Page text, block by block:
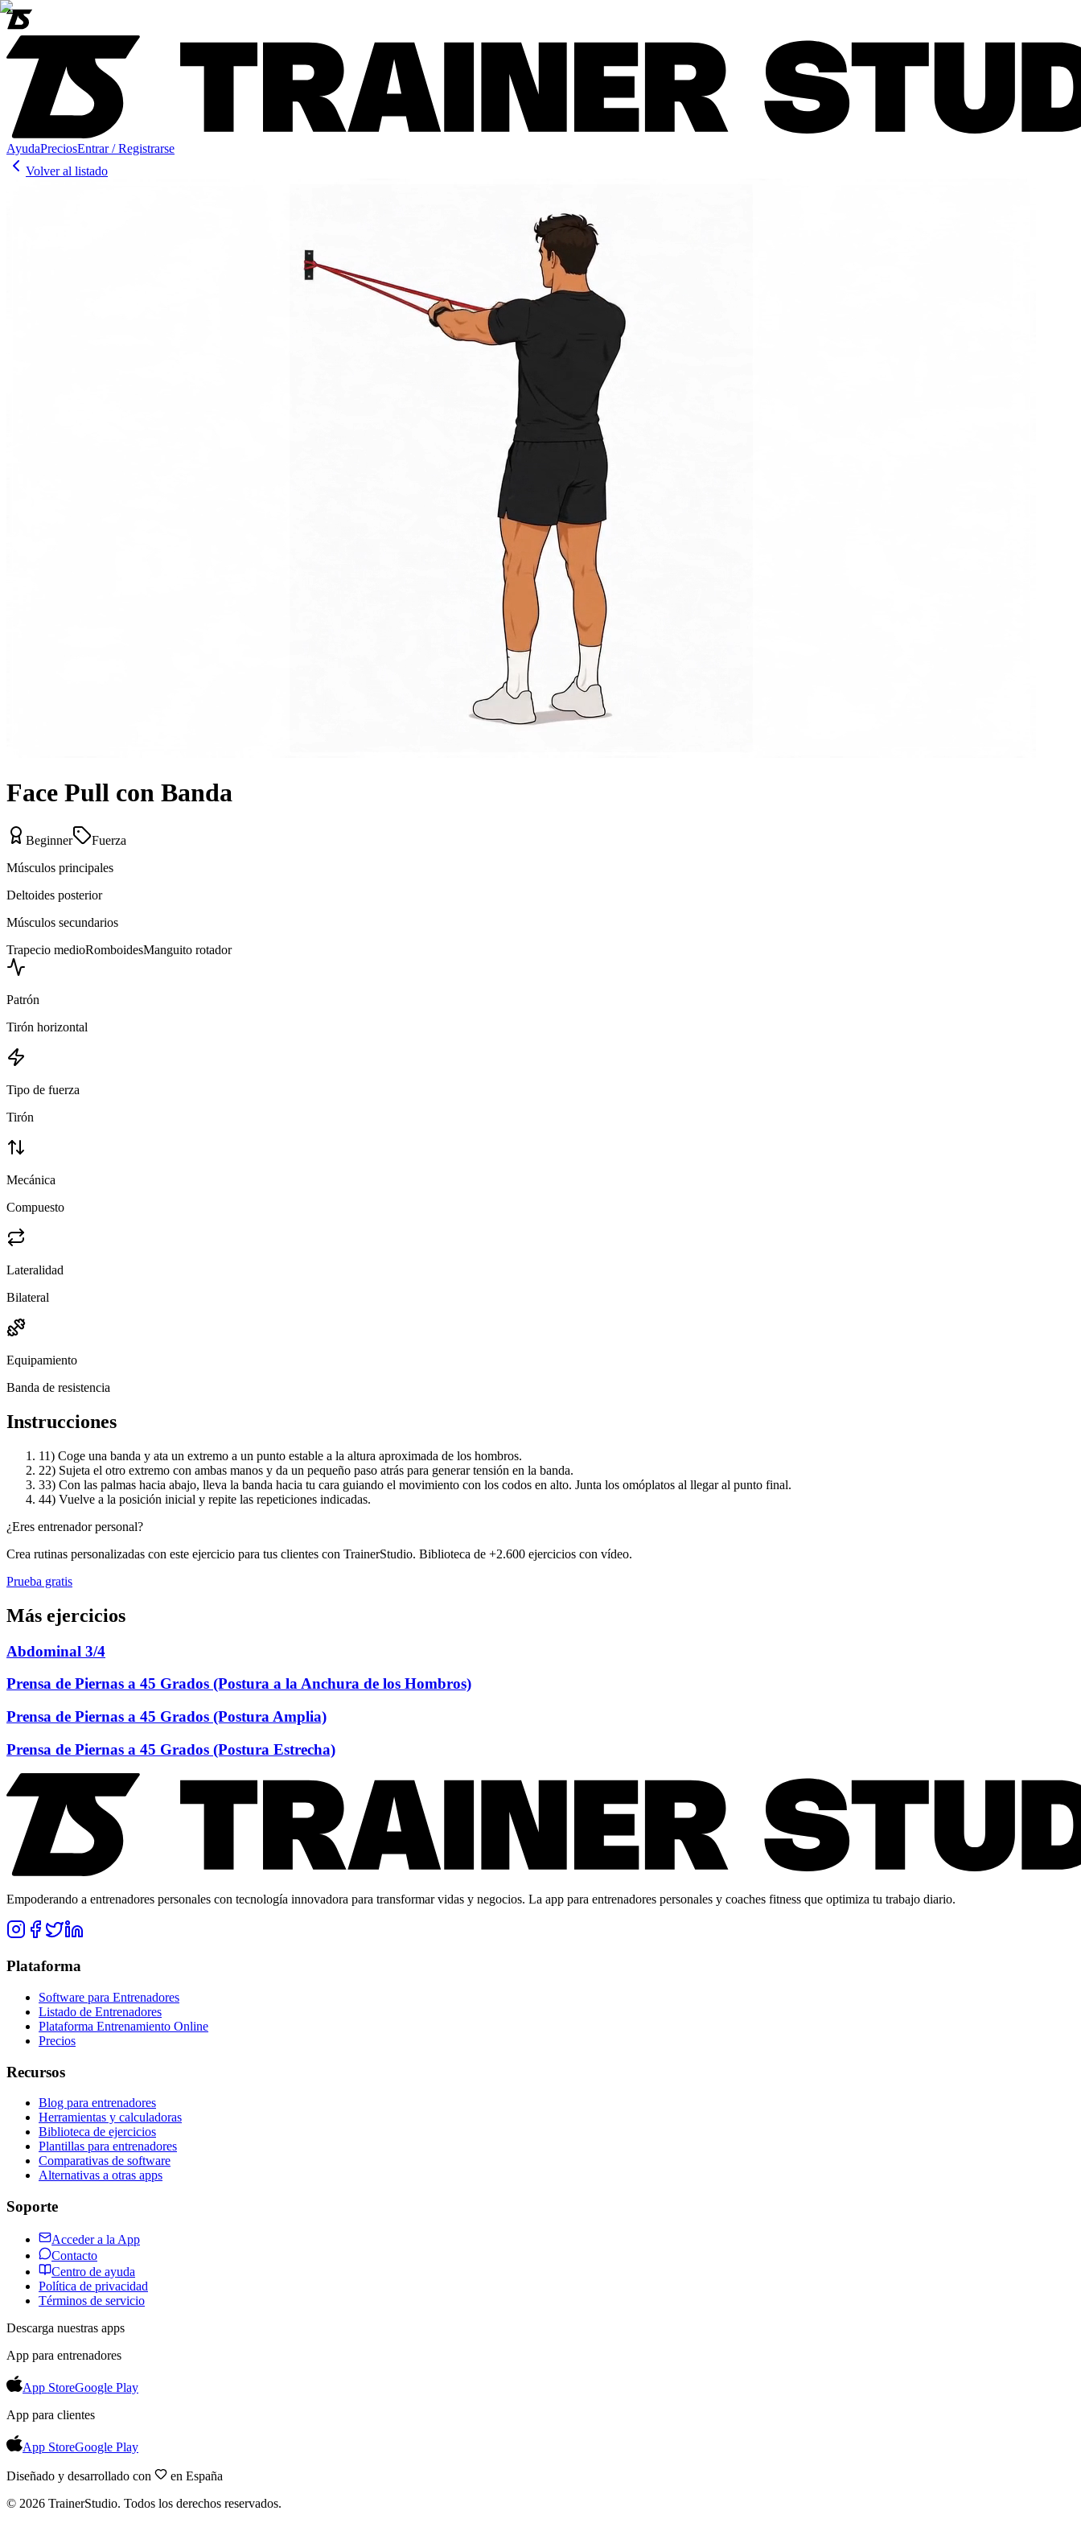
AyudaPreciosEntrar / Registrarse
Volver al listado
Face Pull con Banda
Beginner
Fuerza
Músculos principales
Deltoides posterior
Músculos secundarios
Trapecio medioRomboidesManguito rotador
Patrón
Tirón horizontal
Tipo de fuerza
Tirón
Mecánica
Compuesto
Lateralidad
Bilateral
Equipamiento
Banda de resistencia
Instrucciones
11) Coge una banda y ata un extremo a un punto estable a la altura aproximada de los hombros.
22) Sujeta el otro extremo con ambas manos y da un pequeño paso atrás para generar tensión en la banda.
33) Con las palmas hacia abajo, lleva la banda hacia tu cara guiando el movimiento con los codos en alto. Junta los omóplatos al llegar al punto final.
44) Vuelve a la posición inicial y repite las repeticiones indicadas.
¿Eres entrenador personal?
Crea rutinas personalizadas con este ejercicio para tus clientes con TrainerStudio. Biblioteca de +2.600 ejercicios con vídeo.
Prueba gratis
Más ejercicios
Abdominal 3/4
Prensa de Piernas a 45 Grados (Postura a la Anchura de los Hombros)
Prensa de Piernas a 45 Grados (Postura Amplia)
Prensa de Piernas a 45 Grados (Postura Estrecha)
Empoderando a entrenadores personales con tecnología innovadora para transformar vidas y negocios. La app para entrenadores personales y coaches fitness que optimiza tu trabajo diario.
Plataforma
Software para Entrenadores
Listado de Entrenadores
Plataforma Entrenamiento Online
Precios
Recursos
Blog para entrenadores
Herramientas y calculadoras
Biblioteca de ejercicios
Plantillas para entrenadores
Comparativas de software
Alternativas a otras apps
Soporte
Acceder a la App
Contacto
Centro de ayuda
Política de privacidad
Términos de servicio
Descarga nuestras apps
App para entrenadores
App StoreGoogle Play
App para clientes
App StoreGoogle Play
Diseñado y desarrollado con
en España
© 2026 TrainerStudio. Todos los derechos reservados.